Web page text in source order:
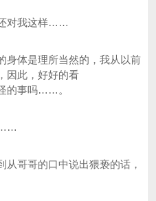
对我这样……
身体是理所当然的，我从以前
因此，好好的看
的事吗……。
……
哥哥的口中说出猥亵的话，